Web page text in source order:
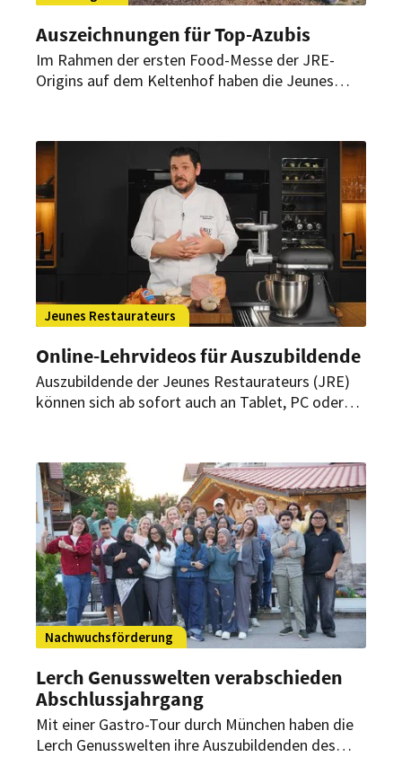
Auszeichnungen für Top-Azubis
Im Rahmen der ersten Food-Messe der JRE-
Origins auf dem Keltenhof haben die Jeunes
ausgezeichnet. Bei der anschließenden Feier
„Keltenhof & Friends“ kochten acht
Spitzenköche für die Gäste.
Jeunes Restaurateurs
Online-Lehrvideos für Auszubildende
Auszubildende der Jeunes Restaurateurs (JRE)
können sich ab sofort auch an Tablet, PC oder
Vereinigung mehr als 20 Lehrvideos mit präzisen
Anleitungen zum Nachkochen und Lernen an. Die
mit JRE-Spitzenköchen produzierten Videos
werden ab August kontinuierlich allen Nutzern
von azubi:web zugänglich gemacht – unabhängig,
ob sie eine Ausbildung im JRE Betrieb machen
oder nicht.
Nachwuchsförderung
Lerch Genusswelten verabschieden
Abschlussjahrgang
Mit einer Gastro-Tour durch München haben die
Lerch Genusswelten ihre Auszubildenden des